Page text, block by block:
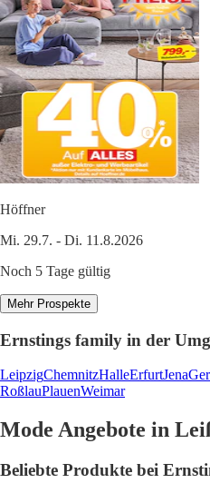
Höffner
Mi. 29.7. - Di. 11.8.2026
Noch 5 Tage gültig
Mehr Prospekte
Ernstings family in der
LeipzigChemnitzHalleErfurtJena
RoßlauPlauenWeimar
Mode Angebote in
Beliebte Produkte bei